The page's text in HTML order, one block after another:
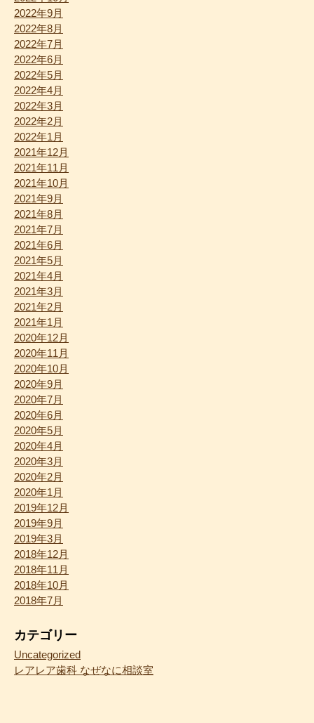
2022年9月
2022年8月
2022年7月
2022年6月
2022年5月
2022年4月
2022年3月
2022年2月
2022年1月
2021年12月
2021年11月
2021年10月
2021年9月
2021年8月
2021年7月
2021年6月
2021年5月
2021年4月
2021年3月
2021年2月
2021年1月
2020年12月
2020年11月
2020年10月
2020年9月
2020年7月
2020年6月
2020年5月
2020年4月
2020年3月
2020年2月
2020年1月
2019年12月
2019年9月
2019年3月
2018年12月
2018年11月
2018年10月
2018年7月
カテゴリー
Uncategorized
レアレア歯科 なぜなに相談室